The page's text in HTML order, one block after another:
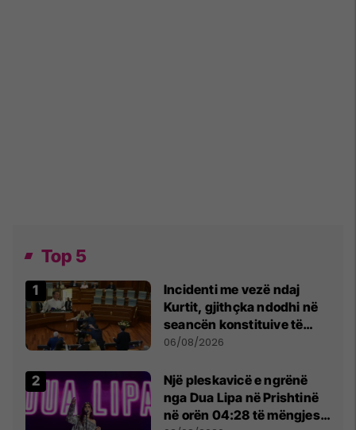
Top 5
Incidenti me vezë ndaj
Kurtit, gjithçka ndodhi në
seancën konstituive të
Kuvendit
06/08/2026
Një pleskavicë e ngrënë
nga Dua Lipa në Prishtinë
në orën 04:28 të mëngjesit